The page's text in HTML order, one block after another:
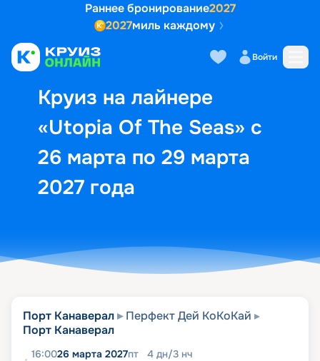
Раннее бронирование2027
2027миль каждому
Войти
Круиз на лайнере
«Utopia Of The Seas» с
26 марта по 29 марта
2027 года
Выбор кают Маршрут и
Порт Канаверал
Перфект Дей КоКоКай
Порт Канаверал
16:0026 марта 2027пт 4 дн/3 нч